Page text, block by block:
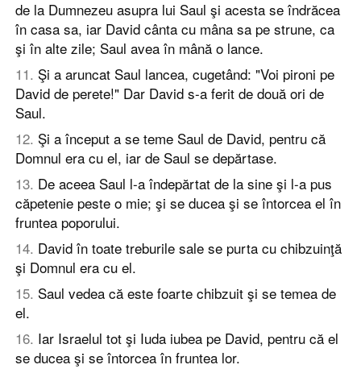
de la Dumnezeu asupra lui Saul şi acesta se îndrăcea
în casa sa, iar David cânta cu mâna sa pe strune, ca
şi în alte zile; Saul avea în mână o lance.
11. Şi a aruncat Saul lancea, cugetând: "Voi pironi pe
David de perete!" Dar David s-a ferit de două ori de
Saul.
12. Şi a început a se teme Saul de David, pentru că
Domnul era cu el, iar de Saul se depărtase.
13. De aceea Saul l-a îndepărtat de la sine şi l-a pus
căpetenie peste o mie; şi se ducea şi se întorcea el în
fruntea poporului.
14. David în toate treburile sale se purta cu chibzuinţă
şi Domnul era cu el.
15. Saul vedea că este foarte chibzuit şi se temea de
el.
16. Iar Israelul tot şi Iuda iubea pe David, pentru că el
se ducea şi se întorcea în fruntea lor.